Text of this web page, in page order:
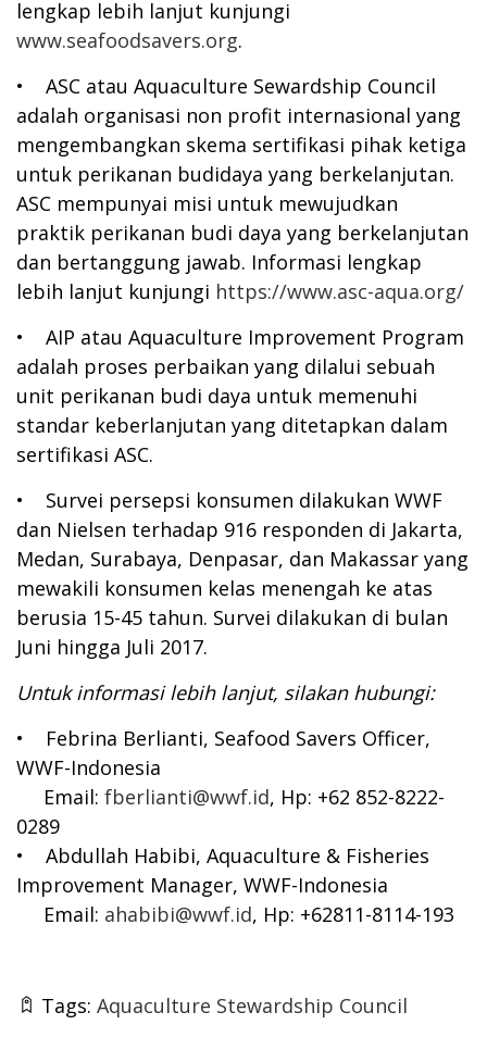
lengkap lebih lanjut kunjungi
www.seafoodsavers.org.
• ASC atau Aquaculture Sewardship Council
adalah organisasi non profit internasional yang
mengembangkan skema sertifikasi pihak ketiga
untuk perikanan budidaya yang berkelanjutan.
ASC mempunyai misi untuk mewujudkan
praktik perikanan budi daya yang berkelanjutan
dan bertanggung jawab. Informasi lengkap
lebih lanjut kunjungi https://www.asc-aqua.org/
• AIP atau Aquaculture Improvement Program
adalah proses perbaikan yang dilalui sebuah
unit perikanan budi daya untuk memenuhi
standar keberlanjutan yang ditetapkan dalam
sertifikasi ASC.
• Survei persepsi konsumen dilakukan WWF
dan Nielsen terhadap 916 responden di Jakarta,
Medan, Surabaya, Denpasar, dan Makassar yang
mewakili konsumen kelas menengah ke atas
berusia 15-45 tahun. Survei dilakukan di bulan
Juni hingga Juli 2017.
Untuk informasi lebih lanjut, silakan hubungi:
• Febrina Berlianti, Seafood Savers Officer,
WWF-Indonesia
Email: fberlianti@wwf.id, Hp: +62 852-8222-
0289
• Abdullah Habibi, Aquaculture & Fisheries
Improvement Manager, WWF-Indonesia
Email: ahabibi@wwf.id, Hp: +62811-8114-193
Tags: Aquaculture Stewardship Council